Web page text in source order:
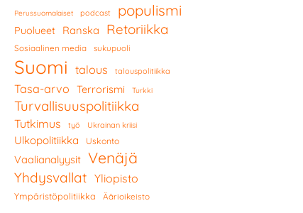
Perussuomalaiset podcast populismi
Puolueet Ranska Retoriikka
Sosiaalinen media sukupuoli
Suomi talous talouspolitiikka
Tasa-arvo Terrorismi Turkki
Turvallisuuspolitiikka
Tutkimus työ Ukrainan kriisi
Ulkopolitiikka Uskonto
Vaalianalyysit Venäjä
Yhdysvallat Yliopisto
Ympäristöpolitiikka Äärioikeisto